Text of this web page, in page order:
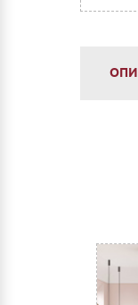
Как